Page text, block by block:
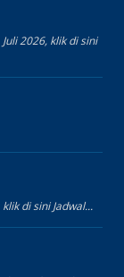
2026, klik di sini
di sini Jadwal...